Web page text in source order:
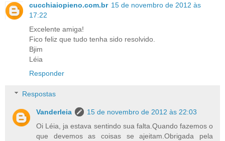
cucchiaiopieno.com.br 15 de novembro de 2012 às
17:22
Excelente amiga!
Fico feliz que tudo tenha sido resolvido.
Bjim
Léia
Responder
Respostas
Vanderleia
15 de novembro de 2012 às 22:03
Oi Léia, ja estava sentindo sua falta.Quando fazemos o
que devemos as coisas se ajeitam.Obrigada pela